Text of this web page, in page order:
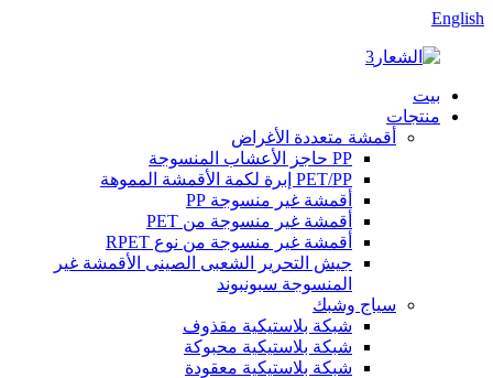
English
بيت
منتجات
أقمشة متعددة الأغراض
PP حاجز الأعشاب المنسوجة
PET/PP إبرة لكمة الأقمشة المموهة
أقمشة غير منسوجة PP
أقمشة غير منسوجة من PET
أقمشة غير منسوجة من نوع RPET
جيش التحرير الشعبى الصينى الأقمشة غير
المنسوجة سبونبوند
سياج وشبك
شبكة بلاستيكية مقذوف
شبكة بلاستيكية محبوكة
شبكة بلاستيكية معقودة